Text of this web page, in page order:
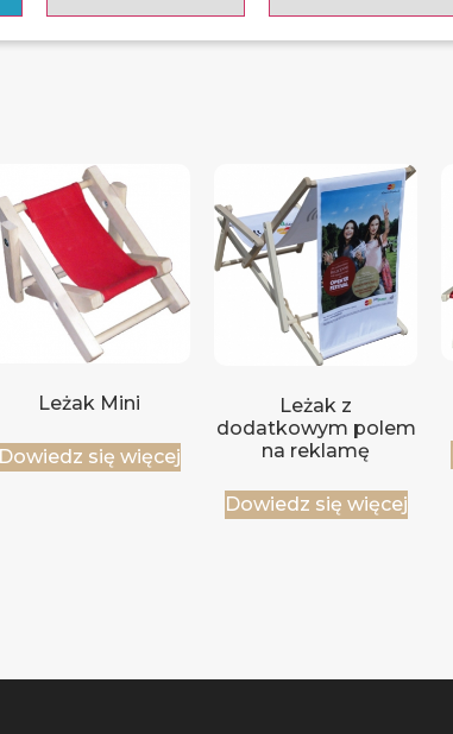
Leżak Mini
Dowiedz się więcej
Leżak z
dodatkowym polem
na reklamę
Dowiedz się więcej